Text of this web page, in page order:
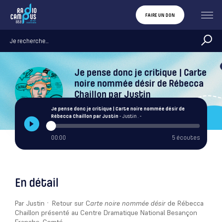
FAIRE UN DON
Je pense donc je critique | Carte
noire nommée désir de Rébecca
Chaillon par Justin
Je pense donc je critique | Carte noire nommée désir de
Rébecca Chaillon par Justin - Justin . -
00:00 5 écoutes
En détail
Par Justin · Retour sur Carte noire nommée désirde Rébecca
Chaillon présenté au Centre Dramatique National Besançon